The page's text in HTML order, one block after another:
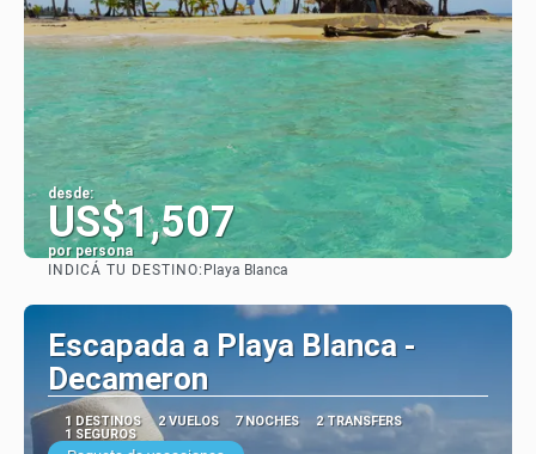
desde:
US$1,507
por persona
INDICÁ TU DESTINO: Playa Blanca
Escapada a Playa Blanca -
Decameron
1 DESTINOS 2 VUELOS 7 NOCHES
2 TRANSFERS
1 SEGUROS